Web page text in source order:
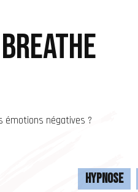
émotions négatives ?
Hypnose